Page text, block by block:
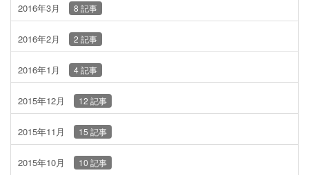
2016年3月 8 記事
2016年2月 2 記事
2016年1月 4 記事
2015年12月 12 記事
2015年11月 15 記事
2015年10月 10 記事